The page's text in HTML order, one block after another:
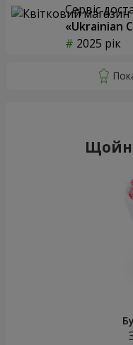
Сервіс
«Ukrainian
2025 рік